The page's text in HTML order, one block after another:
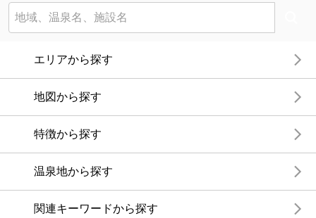
エリアから探す
地図から探す
特徴から探す
温泉地から探す
関連キーワードから探す